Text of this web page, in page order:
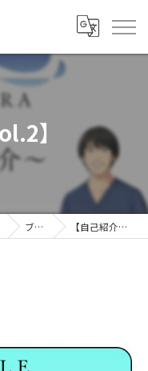
】
ブログ 【自己紹介Vol.2】